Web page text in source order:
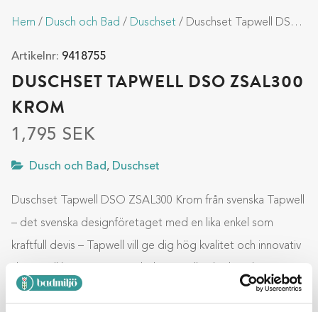
Hem / Dusch och Bad / Duschset / Duschset Tapwell DSO ZSAL300 Krom
Artikelnr: 9418755
DUSCHSET TAPWELL DSO ZSAL300
KROM
1,795 SEK
Dusch och Bad, Duschset
Duschset Tapwell DSO ZSAL300 Krom från svenska Tapwell
– det svenska designföretaget med en lika enkel som
kraftfull devis – Tapwell vill ge dig hög kvalitet och innovativ
kombination som vi alla kan se ger ett vackert slutresultat